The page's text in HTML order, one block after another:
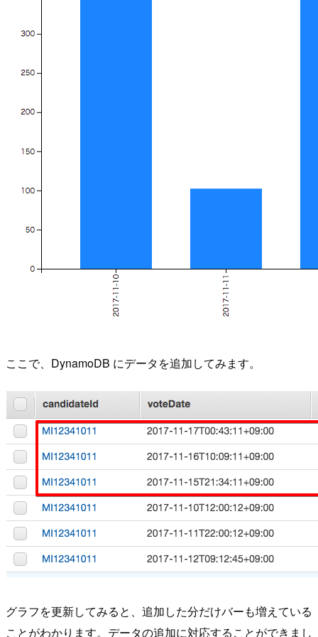
ここで、DynamoDB にデータを追加してみます。
グラフを更新してみると、追加した分だけバーも増えている
ことがわかります。データの追加に対応することができまし